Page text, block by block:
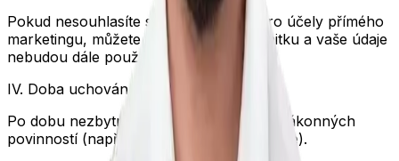
Pokud nesouhlasíte se zpracováním pro účely přímého
marketingu, můžete kdykoli vznést námitku a vaše údaje
nebudou dále používány.
IV. Doba uchování osobních údajů
Po dobu nezbytnou k plnění smlouvy a zákonných
povinností (např. účetní a daňová evidence).